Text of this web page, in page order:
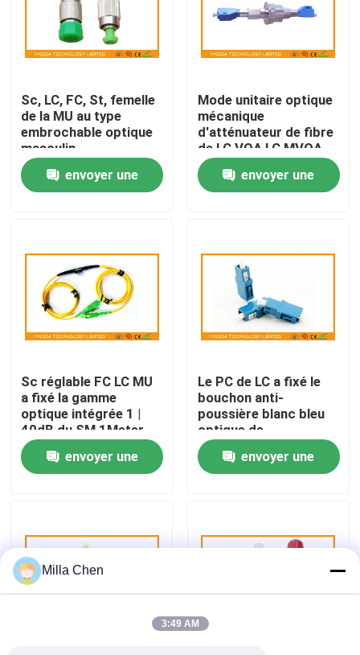
Maison
Au sujet de nous
Visite d'usine
Contrôle de qualité
Contactez-nous
Cas
Demandez une citation
Sc, LC, FC, St, femelle
de la MU au type
embrochable optique
masculin
d'atténuateur de fibre
(FC RPA F-M)
envoyer une
Mode unitaire optique
mécanique
d'atténuateur de fibre
de LC VOA LC MVOA
pour l'amplificateur de
puissance d'EDFA
envoyer une
Sc réglable FC LC MU
a fixé la gamme
optique intégrée 1 |
40dB du SM 1Meter
d'atténuateur de fibre
envoyer une
Le PC de LC a fixé le
bouchon anti-
poussière blanc bleu
optique de
l'atténuateur 5dB de
fibre GR910, norme du
CEI
envoyer une
Milla Chen
3:49 AM